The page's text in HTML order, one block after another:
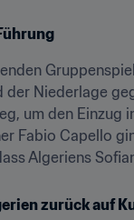
der Niederlage
Fabio Capello
Algeriens
zurück auf